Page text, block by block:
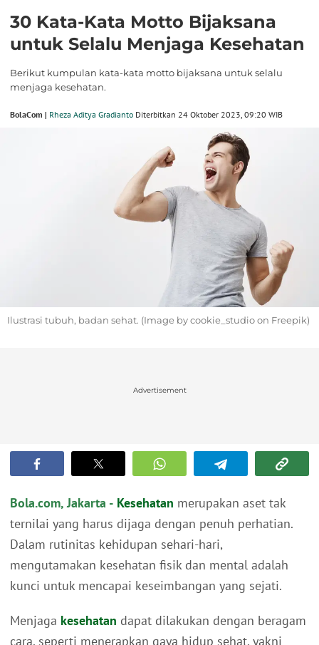
30 Kata-Kata Motto Bijaksana
untuk Selalu Menjaga Kesehatan
Berikut kumpulan kata-kata motto bijaksana untuk selalu
menjaga kesehatan.
BolaCom | Rheza Aditya Gradianto Diterbitkan 24 Oktober 2023, 09:20 WIB
Ilustrasi tubuh, badan sehat. (Image by cookie_studio on Freepik)
Advertisement
Bola.com, Jakarta - Kesehatan merupakan aset tak
ternilai yang harus dijaga dengan penuh perhatian.
Dalam rutinitas kehidupan sehari-hari,
mengutamakan kesehatan fisik dan mental adalah
kunci untuk mencapai keseimbangan yang sejati.
Menjaga kesehatan dapat dilakukan dengan beragam
cara, seperti menerapkan gaya hidup sehat, yakni